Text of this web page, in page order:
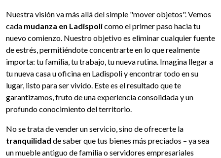
Nuestra visión va más allá del simple "mover objetos". Vemos
cada mudanza en Ladispolicomo el primer paso hacia tu
nuevo comienzo. Nuestro objetivo es eliminar cualquier fuente
de estrés, permitiéndote concentrarte en lo que realmente
importa: tu familia, tu trabajo, tu nueva rutina. Imagina llegar a
tu nueva casa u oficina en Ladispoli y encontrar todo en su
lugar, listo para ser vivido. Este es el resultado que te
garantizamos, fruto de una experiencia consolidada y un
profundo conocimiento del territorio.
No se trata de vender un servicio, sino de ofrecerte la
tranquilidad de saber que tus bienes más preciados – ya sea
un mueble antiguo de familia o servidores empresariales